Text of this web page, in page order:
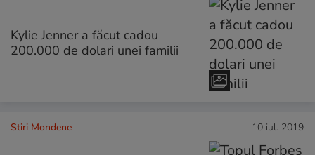
Kylie Jenner a făcut cadou
200.000 de dolari unei familii
Stiri Mondene 10 iul. 2019